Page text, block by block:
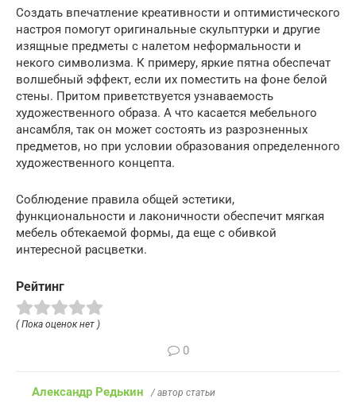
Создать впечатление креативности и оптимистического
настроя помогут оригинальные скульптурки и другие
изящные предметы с налетом неформальности и
некого символизма. К примеру, яркие пятна обеспечат
волшебный эффект, если их поместить на фоне белой
стены. Притом приветствуется узнаваемость
художественного образа. А что касается мебельного
ансамбля, так он может состоять из разрозненных
предметов, но при условии образования определенного
художественного концепта.
Соблюдение правила общей эстетики,
функциональности и лаконичности обеспечит мягкая
мебель обтекаемой формы, да еще с обивкой
интересной расцветки.
Рейтинг
( Пока оценок нет )
0
Александр Редькин / автор статьи